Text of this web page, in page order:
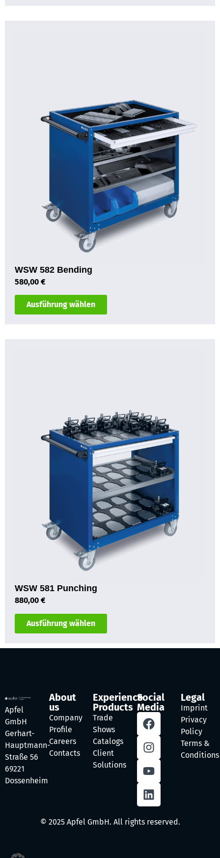
WSW 582 Bending
580,00 €
Ausführung wählen
WSW 581 Punching
880,00 €
Ausführung wählen
Apfel
GmbH
Gerhart-
Hauptmann-
Straße 56
69221
Dossenheim
About
us
Company
Profile
Careers
Contacts
Experience
Products
Trade
Shows
Catalogs
Client
Solutions
Social
Media
Legal
Imprint
Privacy
Policy
Terms &
Conditions
© 2025 Apfel GmbH. All rights reserved.